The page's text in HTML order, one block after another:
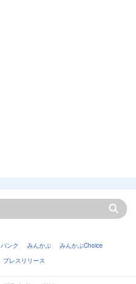
バンク みんかぶ
みんかぶChoice
プレスリリース